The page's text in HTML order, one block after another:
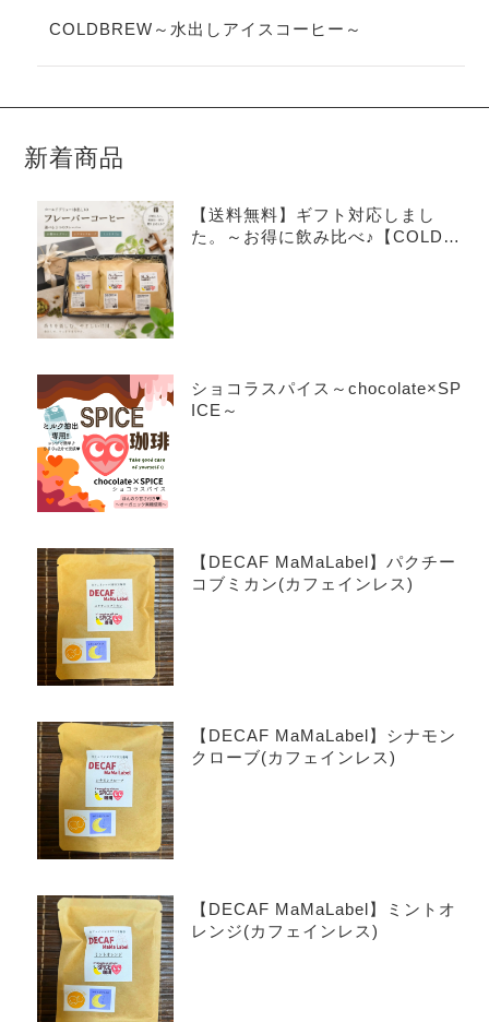
COLDBREW～水出しアイスコーヒー～
新着商品
【送料無料】ギフト対応しまし
た。～お得に飲み比べ♪【COLDB
ショコラスパイス～chocolate×SP
ICE～
【DECAF MaMaLabel】パクチー
コブミカン(カフェインレス)
【DECAF MaMaLabel】シナモン
クローブ(カフェインレス)
【DECAF MaMaLabel】ミントオ
レンジ(カフェインレス)